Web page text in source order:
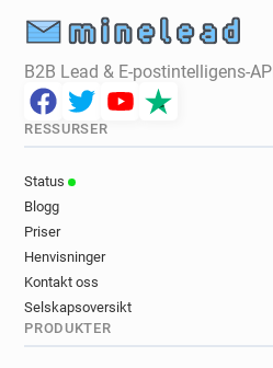
B2B Lead & E-postintelligens-API
RESSURSER
Status
Blogg
Priser
Henvisninger
Kontakt oss
Selskapsoversikt
PRODUKTER